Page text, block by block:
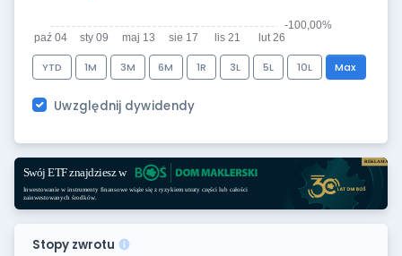
YTD 1M 3M 6M 1R 3L 5L 10L Max
Uwzględnij dywidendy
Stopy zwrotu